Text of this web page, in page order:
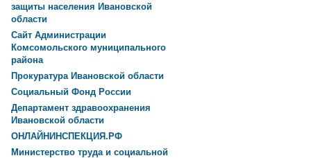
защиты населения Ивановской
области
Сайт Администрации
Комсомольского муниципального
района
Прокуратура Ивановской области
Социальный Фонд России
Департамент здравоохранения
Ивановской области
ОНЛАЙНИНСПЕКЦИЯ.РФ
Министерство труда и социальной